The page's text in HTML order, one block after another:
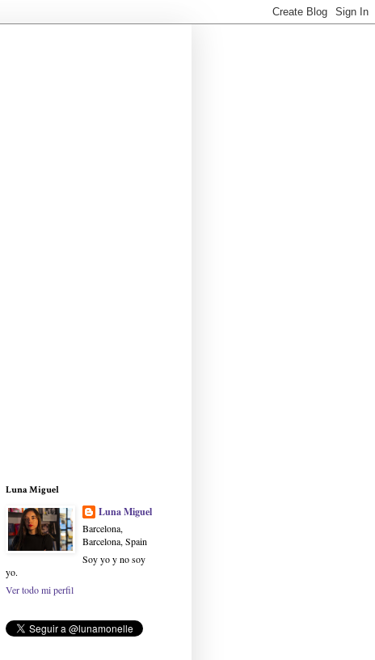
Luna Miguel
Luna Miguel
Barcelona,
Barcelona, Spain
Soy yo y no soy
yo.
Ver todo mi perfil